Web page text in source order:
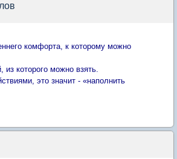
комфорта, к которому можно
которого можно взять.
это значит - «наполнить